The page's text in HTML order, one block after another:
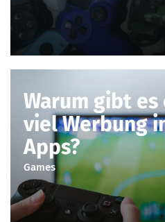
Warum gibt
viel Werbung
Apps?
Games